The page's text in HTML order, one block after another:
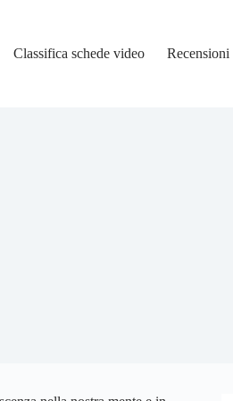
Classifica schede video Recensioni